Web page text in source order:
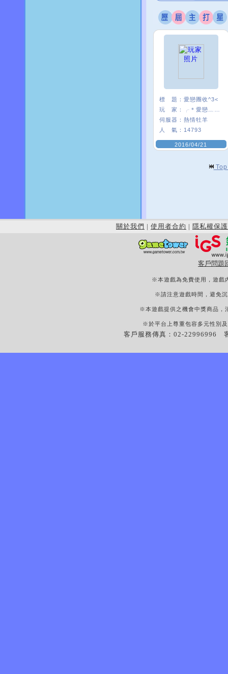
標 題： 愛戀團收^3<
玩 家：
伺服器： 熱情牡羊
人 氣： 14793
2016/04/21
關於我們 | 使用者合約 | 隱私權保護
客戶問題
※本遊戲為免費使用，遊戲
※請注意遊戲時間，避免
※本遊戲提供之機會中獎商品，
※於平台上尊重包容多元性別
客戶服務傳真：02-22996996